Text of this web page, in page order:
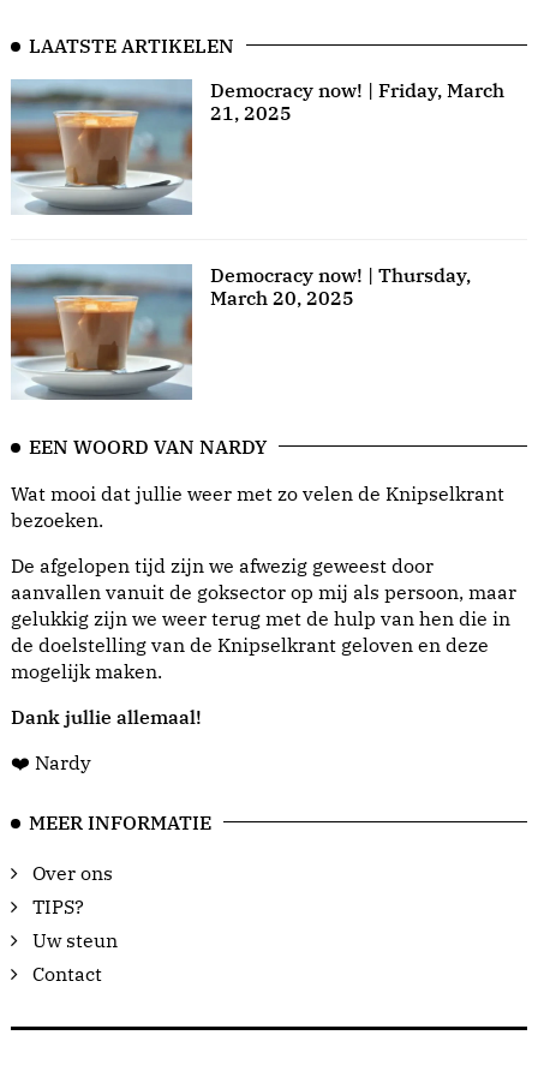
LAATSTE ARTIKELEN
Democracy now! | Friday, March
21, 2025
Democracy now! | Thursday,
March 20, 2025
EEN WOORD VAN NARDY
Wat mooi dat jullie weer met zo velen de Knipselkrant
bezoeken.
De afgelopen tijd zijn we afwezig geweest door
aanvallen vanuit de goksector op mij als persoon, maar
gelukkig zijn we weer terug met de hulp van hen die in
de doelstelling van de Knipselkrant geloven en deze
mogelijk maken.
Dank jullie allemaal!
❤️ Nardy
MEER INFORMATIE
Over ons
TIPS?
Uw steun
Contact